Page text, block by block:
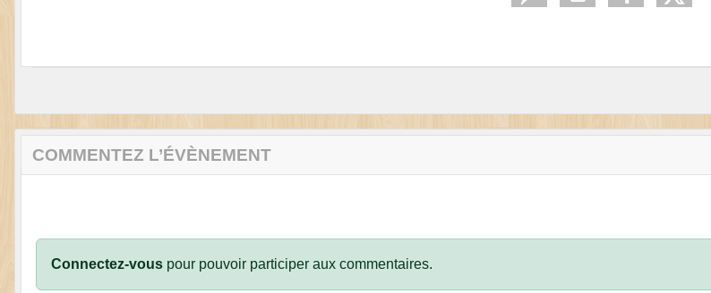
COMMENTEZ L’ÉVÈNEMENT
Connectez-vous pour pouvoir participer aux commentaires.